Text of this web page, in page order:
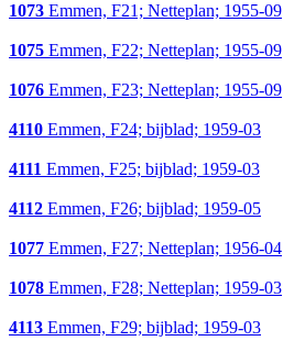
1073 Emmen, F21; Netteplan; 1955-09
1075 Emmen, F22; Netteplan; 1955-09
1076 Emmen, F23; Netteplan; 1955-09
4110 Emmen, F24; bijblad; 1959-03
4111 Emmen, F25; bijblad; 1959-03
4112 Emmen, F26; bijblad; 1959-05
1077 Emmen, F27; Netteplan; 1956-04
1078 Emmen, F28; Netteplan; 1959-03
4113 Emmen, F29; bijblad; 1959-03